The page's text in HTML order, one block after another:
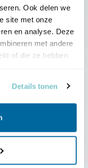
Ook delen we
site met onze
en analyse. Deze
met andere
of die ze hebben
Details tonen
per jaar
met